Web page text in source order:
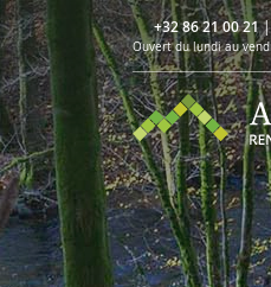
+32 86 21 00 21
Ouvert du lundi au